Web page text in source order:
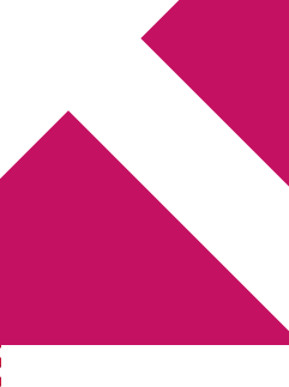
/Tematrio – USA